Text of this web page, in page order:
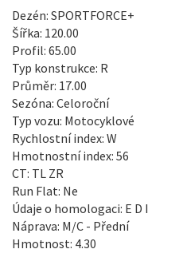
Dezén: SPORTFORCE+
Šířka: 120.00
Profil: 65.00
Typ konstrukce: R
Průměr: 17.00
Sezóna: Celoroční
Typ vozu: Motocyklové
Rychlostní index: W
Hmotnostní index: 56
CT: TL ZR
Run Flat: Ne
Údaje o homologaci: E D I
Náprava: M/C - Přední
Hmotnost: 4.30